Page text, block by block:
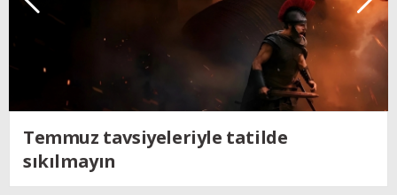
Kendine dönen adam; Nolan´ın
Odysseus´u